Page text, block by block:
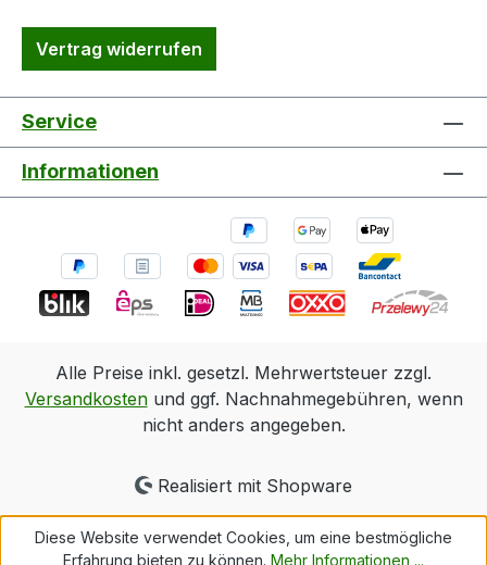
Vertrag widerrufen
Service
Informationen
Alle Preise inkl. gesetzl. Mehrwertsteuer zzgl.
Versandkostenund ggf. Nachnahmegebühren, wenn
nicht anders angegeben.
Realisiert mit Shopware
Diese Website verwendet Cookies, um eine bestmögliche
Erfahrung bieten zu können. Mehr Informationen ...